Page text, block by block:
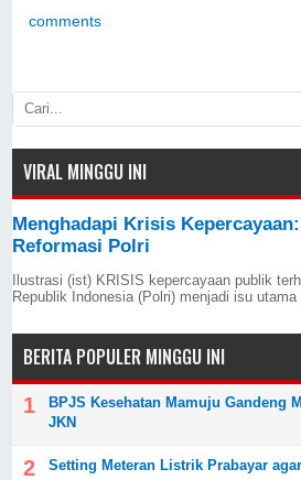
comments
VIRAL MINGGU INI
Menghadapi Krisis
Reformasi Polri
Ilustrasi (ist) KRISIS kepercayaan publik
Republik Indonesia (Polri) menjadi isu utama
BERITA POPULER MINGGU INI
BPJS Kesehatan Mamuju Gandeng
JKN
Setting Meteran Listrik Prabayar